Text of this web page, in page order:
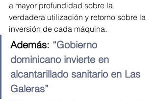
a mayor profundidad sobre la
verdadera utilización y retorno sobre la
inversión de cada máquina.
Además: “Gobierno
dominicano invierte en
alcantarillado sanitario en Las
Galeras”